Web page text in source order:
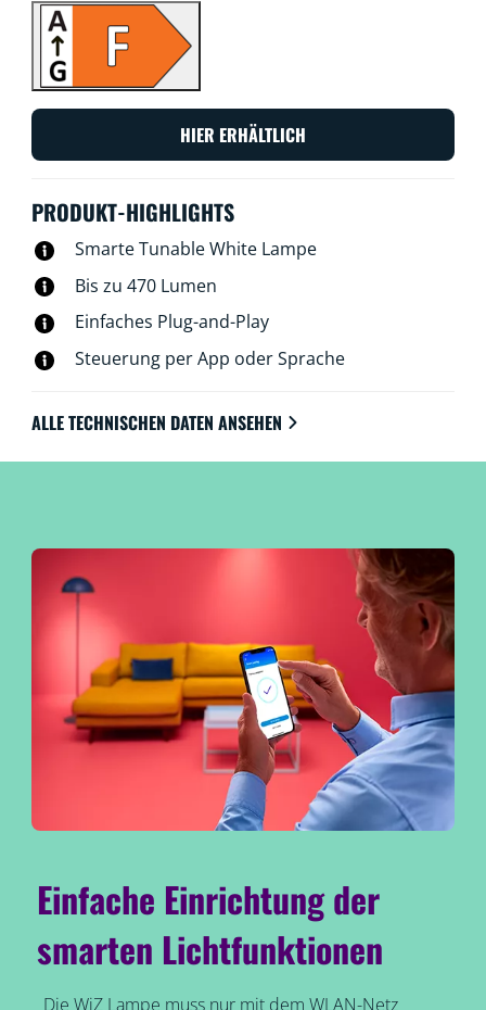
Deine dekorativen Leuchten oder überall dort, wo Du
es stilvoll haben möchtest. Hunderte Weißlichttöne
von gemütlich bis kühl stehen zur Wahl. Außerdem
sich immer wieder ändernden Bedürfnissen und
Stimmungen nachgehen. Alles ist über WLAN mit der
steuerbar.
HIER ERHÄLTLICH
PRODUKT-HIGHLIGHTS
Smarte Tunable White Lampe
Bis zu 470 Lumen
Einfaches Plug-and-Play
Steuerung per App oder Sprache
ALLE TECHNISCHEN DATEN ANSEHEN
Einfache Einrichtung der
smarten Lichtfunktionen
Die WiZ Lampe muss nur mit dem WLAN-Netz